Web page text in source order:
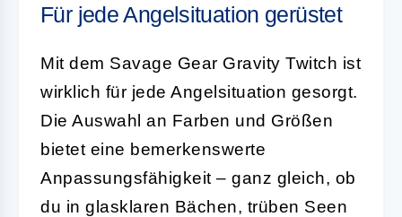
Für jede Angelsituation gerüstet
Mit dem Savage Gear Gravity Twitch ist
wirklich für jede Angelsituation gesorgt.
Die Auswahl an Farben und Größen
bietet eine bemerkenswerte
Anpassungsfähigkeit – ganz gleich, ob
du in glasklaren Bächen, trüben Seen